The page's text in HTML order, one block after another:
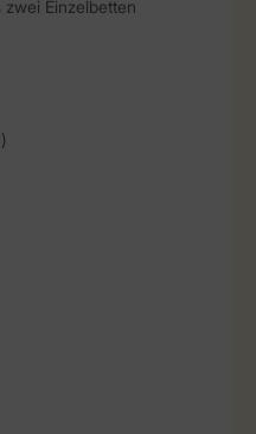
Einzelbetten